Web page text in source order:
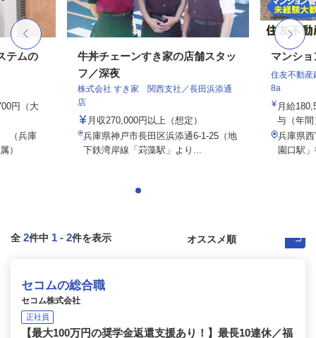
テムの
円（大
（兵庫
）
牛丼チェーンすき家の店舗スタッ
フ／深夜
株式会社 すき家 関西支社／長田浜添通
店
月収270,000円以上（想定）
兵庫県神戸市長田区浜添通6-1-25（地
下鉄湾岸線「苅藻駅」より...
マンシ
住友不動産
8a
月給
与（年
兵庫県
園口駅
全 2件中 1 - 2件を表示
セコムの総合職
セコム株式会社
正社員
【最大100万円の奨学金返還支援あり！】最長10連休／福